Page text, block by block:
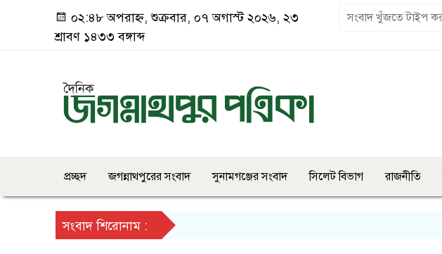
০২:৪৮ অপরাহ্ন, শুক্রবার, ০৭ অগাস্ট ২০২৬, ২৩
শ্রাবণ ১৪৩৩ বঙ্গাব্দ
প্রচ্ছদ জগন্নাথপুরের সংবাদ সুনামগঞ্জের সংবাদ সিলেট বিভাগ রাজনীতি
সংবাদ শিরোনাম :